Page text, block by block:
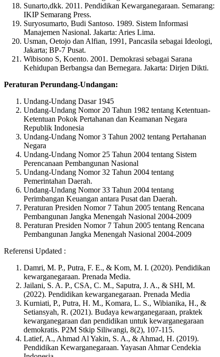
Sunarto,dkk. 2011. Pendidikan Kewarganegaraan. Semarang:
IKIP Semarang Press.
Suryosumarto, Budi Santoso. 1989. Sistem Informasi
Manajemen Nasional. Jakarta: Aries Lima.
Usman, Oetojo dan Alfian, 1991, Pancasila sebagai Ideologi,
Jakarta; BP-7 Pusat.
Wibisono S, Koento. 2001. Demokrasi sebagai Sarana
Kehidupan Berbangsa dan Bernegara. Jakarta: Dirjen Dikti.
Peraturan Perundang-Undangan:
Undang-Undang Dasar 1945
Undang-Undang Nomor 20 Tahun 1982 tentang Ketentuan-
Ketentuan Pokok Pertahanan dan Keamanan Negara
Republik Indonesia
Undang-Undang Nomor 3 Tahun 2002 tentang Pertahanan
Negara
Undang-Undang Nomor 25 Tahun 2004 tentang Sistem
Perencanaan Pembangunan Nasional
Undang-Undang Nomor 32 Tahun 2004 tentang
Pemerintahan Daerah.
Undang-Undang Nomor 33 Tahun 2004 tentang
Perimbangan Keuangan antara Pusat dan Daerah.
Peraturan Presiden Nomor 7 Tahun 2005 tentang Rencana
Pembangunan Jangka Menengah Nasional 2004-2009
Peraturan Presiden Nomor 7 Tahun 2005 tentang Rencana
Pembangunan Jangka Menengah Nasional 2004-2009
Referensi Updated :
Damri, M. P., Putra, F. E., & Kom, M. I. (2020). Pendidikan
kewarganegaraan. Prenada Media.
Jailani, S. A. P., CSA, C. M., Saputra, J. A., & SHI, M.
(2022). Pendidikan kewarganegaraan. Prenada Media
Kurniati, P., Putra, H. M., Komara, L. S., Wibianika, H., &
Setiansyah, R. (2021). Budaya kewarganegaraan, praktek
kewarganegaraan dan pendidikan untuk kewarganegaraan
demokratis. P2M Stkip Siliwangi, 8(2), 107-115.
Latief, A., Ahmad Al Yakin, S. A., & Ahmad, H. (2019).
Pendidikan Kewarganegaraan. Yayasan Ahmar Cendekia